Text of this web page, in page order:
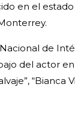
en el
de
del actor
“Bianca